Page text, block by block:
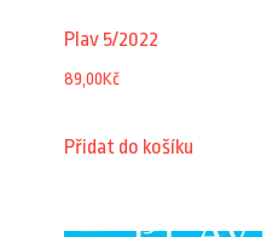
Plav 5/2022
89,00Kč
Přidat do košíku